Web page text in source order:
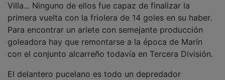
Villa... Ninguno de ellos fue capaz de finalizar la
primera vuelta con la friolera de 14 goles en su haber.
Para encontrar un ariete con semejante producción
goleadora hay que remontarse a la época de Marín
con el conjunto alcarreño todavía en Tercera División.
El delantero pucelano es todo un depredador